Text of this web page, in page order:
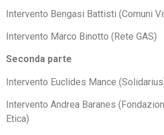
Intervento Bengasi Battisti (Comuni
Intervento Marco Binotto (Rete GAS)
Seconda parte
Intervento Euclides Mance
Intervento Andrea Baranes
Etica)